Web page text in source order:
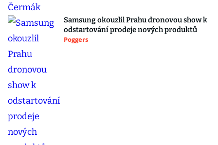
Samsung okouzlil Prahu dronovou show k
odstartování prodeje nových produktů
Poggers